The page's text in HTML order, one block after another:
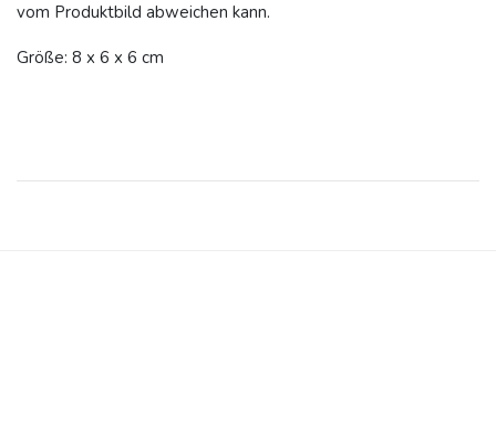
vom Produktbild abweichen kann.
Größe: 8 x 6 x 6 cm